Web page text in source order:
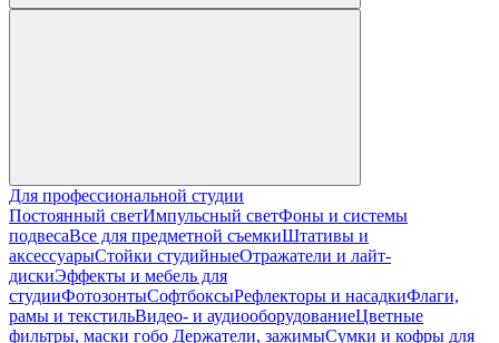
Для профессиональной студии
Постоянный светИмпульсный светФоны и системы
подвесаВсе для предметной съемкиШтативы и
аксессуарыСтойки студийныеОтражатели и лайт-
дискиЭффекты и мебель для
студииФотозонтыСофтбоксыРефлекторы и насадкиФлаги,
рамы и текстильВидео- и аудиооборудованиеЦветные
фильтры, маски гобо Держатели, зажимыСумки и кофры для